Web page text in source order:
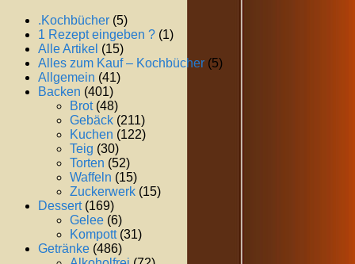
.Kochbücher (5)
1 Rezept eingeben ? (1)
Alle Artikel (15)
Alles zum Kauf – Kochbücher (5)
Allgemein (41)
Backen (401)
Brot(48)
Gebäck (211)
Kuchen (122)
Teig (30)
Torten (52)
Waffeln (15)
Zuckerwerk (15)
Dessert(169)
Gelee (6)
Kompott(31)
Getränke (486)